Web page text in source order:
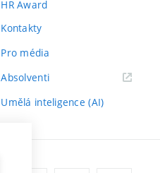
HR Award
Kontakty
Pro média
Absolventi(externí
Umělá inteligence (AI)